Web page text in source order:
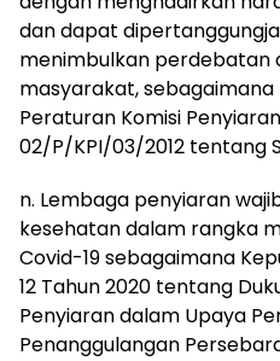
dan dapat
menimbulkan perdebatan
masyarakat,
Peraturan Komisi
02/P/KPI/03/2012 tentang
n. Lembaga penyiaran
kesehatan dalam rangka
Covid-19 sebagaimana
12 Tahun 2020 tentang
Penyiaran dalam Upaya
Penanggulangan